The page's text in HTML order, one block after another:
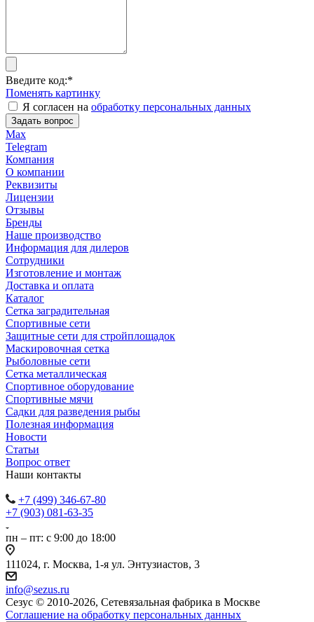
Введите код:*
Поменять картинку
Я согласен на обработку персональных данных
Задать вопрос
Max
Telegram
Компания
О компании
Реквизиты
Лицензии
Отзывы
Бренды
Наше производство
Информация для дилеров
Сотрудники
Изготовление и монтаж
Доставка и оплата
Каталог
Сетка заградительная
Спортивные сети
Защитные сети для стройплощадок
Маскировочная сетка
Рыболовные сети
Сетка металлическая
Спортивное оборудование
Спортивные мячи
Садки для разведения рыбы
Полезная информация
Новости
Статьи
Вопрос ответ
Наши контакты
+7 (499) 346-67-80
+7 (903) 081-63-35
пн – пт: с 9:00 до 18:00
111024, г. Москва, 1-я ул. Энтузиастов, 3
info@sezus.ru
Сезус © 2010-2026, Сетевязальная фабрика в Москве
Соглашение на обработку персональных данных